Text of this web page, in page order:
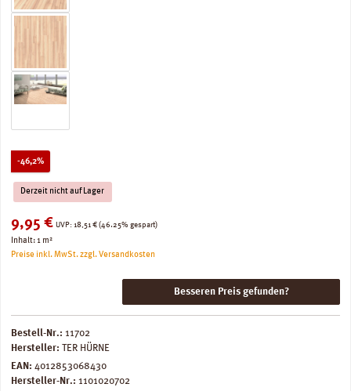
-46,2%Rabatt
Derzeit nicht auf Lager
Verkaufspreis:
9,95 € UVP: Regulärer Preis:
18,51 € (46.25% gespart)
Inhalt:1 m²
Preise inkl. MwSt. zzgl. Versandkosten
Besseren Preis gefunden?
Bestell-Nr.: 11702
Hersteller: TER HÜRNE
EAN: 4012853068430
Hersteller-Nr.: 1101020702